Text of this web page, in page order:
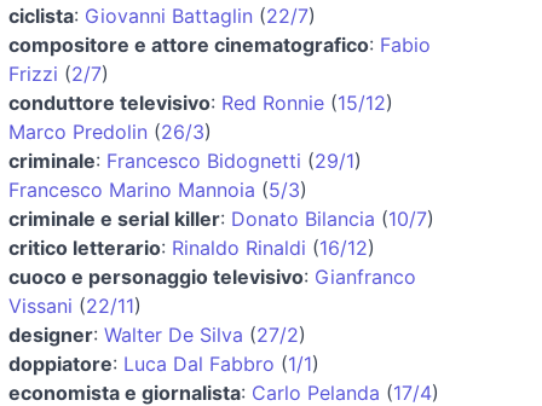
ciclista: Giovanni Battaglin (22/7)
compositore e attore cinematografico: Fabio
Frizzi (2/7)
conduttore televisivo: Red Ronnie (15/12)
Marco Predolin (26/3)
criminale: Francesco Bidognetti (29/1)
Francesco Marino Mannoia (5/3)
criminale e serial killer: Donato Bilancia (10/7)
critico letterario: Rinaldo Rinaldi (16/12)
cuoco e personaggio televisivo: Gianfranco
Vissani (22/11)
designer: Walter De Silva (27/2)
doppiatore: Luca Dal Fabbro (1/1)
economista e giornalista: Carlo Pelanda (17/4)